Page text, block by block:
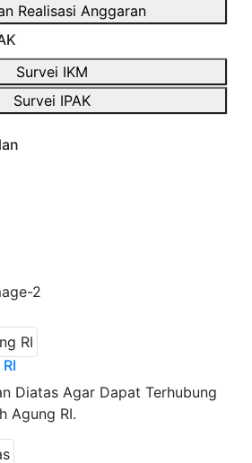
Realisasi Anggaran
Survei IKM
Survei IPAK
Diatas Agar Dapat Terhubung
Agung RI.